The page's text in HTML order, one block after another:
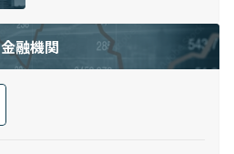
金融機関